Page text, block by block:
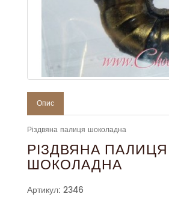
Опис
Різдвяна палиця шоколадна
РІЗДВЯНА ПАЛИЦЯ
ШОКОЛАДНА
Артикул: 2346